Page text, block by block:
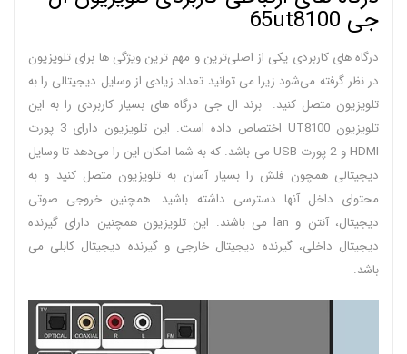
جی 65ut8100
درگاه‌ های کاربردی یکی از اصلی‌ترین و مهم‌ ترین ویژگی‌ ها برای تلویزیون
در نظر گرفته می‌شود زیرا می‌ توانید تعداد زیادی از وسایل دیجیتالی را به
تلویزیون متصل کنید. برند ال جی درگاه‌ های بسیار کاربردی را به این
تلویزیون UT8100 اختصاص داده است. این تلویزیون دارای 3 پورت
HDMI و 2 پورت USB می باشد. که به شما امکان این را می‌دهد تا وسایل
دیجیتالی همچون فلش را بسیار آسان به تلویزیون متصل کنید و به
محتوای داخل آنها دسترسی داشته باشید. همچنین خروجی صوتی
دیجیتال، آنتن و lan می باشند. این تلویزیون همچنین دارای گیرنده
دیجیتال داخلی، گیرنده دیجیتال خارجی و گیرنده دیجیتال کابلی می
باشد.